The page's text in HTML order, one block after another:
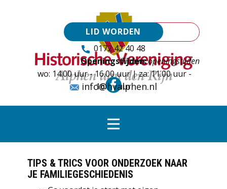
LID WORDEN
0172 42 40 48
Tijdens openingstijden
Openingstijden:
wo: 14.00 uur - 16.00 uur | za: 11.00 uur -
16.00 uur
info@hvalphen.nl
TIPS & TRICS VOOR ONDERZOEK NAAR
JE FAMILIEGESCHIEDENIS